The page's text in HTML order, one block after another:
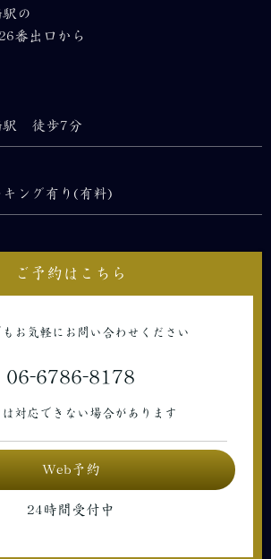
の
番出口から
駅 徒歩7分
ング有り(有料)
ご予約はこちら
もお気軽にお問い合わせください
06-6786-8178
対応できない場合があります
Web予約
24時間受付中